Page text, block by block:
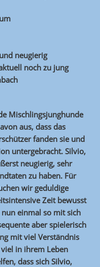
neugierig
noch zu jung
Mischlingsjunghunde
aus, dass das
fanden sie und
untergebracht. Silvio,
neugierig, sehr
zu haben. Für
wir geduldige
Zeit bewusst
einmal so mit sich
aber spielerisch
mit viel Verständnis
in ihrem Leben
dass sich Silvio,